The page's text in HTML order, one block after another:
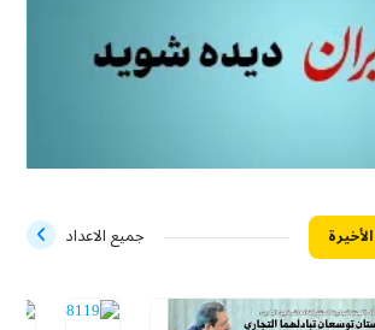
جميع الاعداد